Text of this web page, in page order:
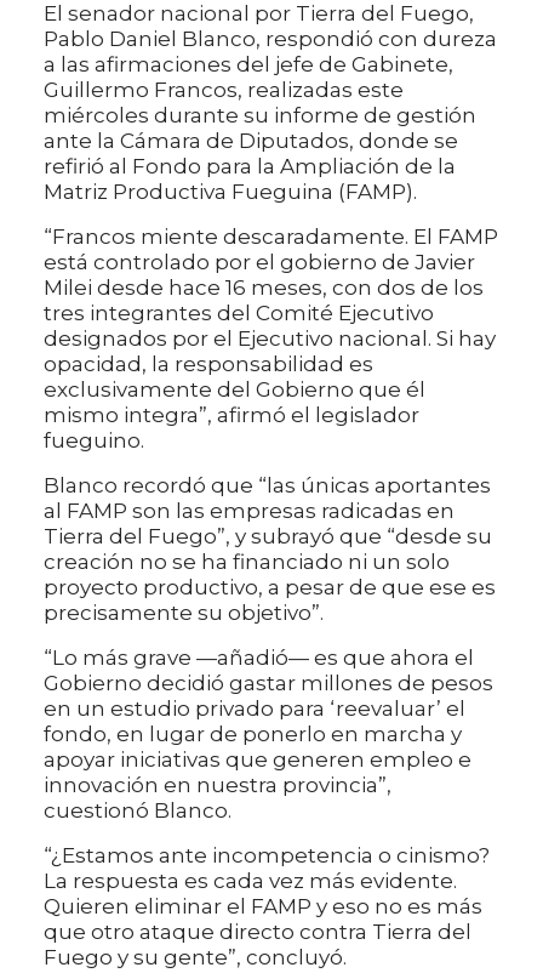
El senador nacional por Tierra del Fuego,
Pablo Daniel Blanco, respondió con dureza
a las afirmaciones del jefe de Gabinete,
Guillermo Francos, realizadas este
miércoles durante su informe de gestión
ante la Cámara de Diputados, donde se
refirió al Fondo para la Ampliación de la
Matriz Productiva Fueguina (FAMP).
“Francos miente descaradamente. El FAMP
está controlado por el gobierno de Javier
Milei desde hace 16 meses, con dos de los
tres integrantes del Comité Ejecutivo
designados por el Ejecutivo nacional. Si hay
opacidad, la responsabilidad es
exclusivamente del Gobierno que él
mismo integra”, afirmó el legislador
fueguino.
Blanco recordó que “las únicas aportantes
al FAMP son las empresas radicadas en
Tierra del Fuego”, y subrayó que “desde su
creación no se ha financiado ni un solo
proyecto productivo, a pesar de que ese es
precisamente su objetivo”.
“Lo más grave —añadió— es que ahora el
Gobierno decidió gastar millones de pesos
en un estudio privado para ‘reevaluar’ el
fondo, en lugar de ponerlo en marcha y
apoyar iniciativas que generen empleo e
innovación en nuestra provincia”,
cuestionó Blanco.
“¿Estamos ante incompetencia o cinismo?
La respuesta es cada vez más evidente.
Quieren eliminar el FAMP y eso no es más
que otro ataque directo contra Tierra del
Fuego y su gente”, concluyó.